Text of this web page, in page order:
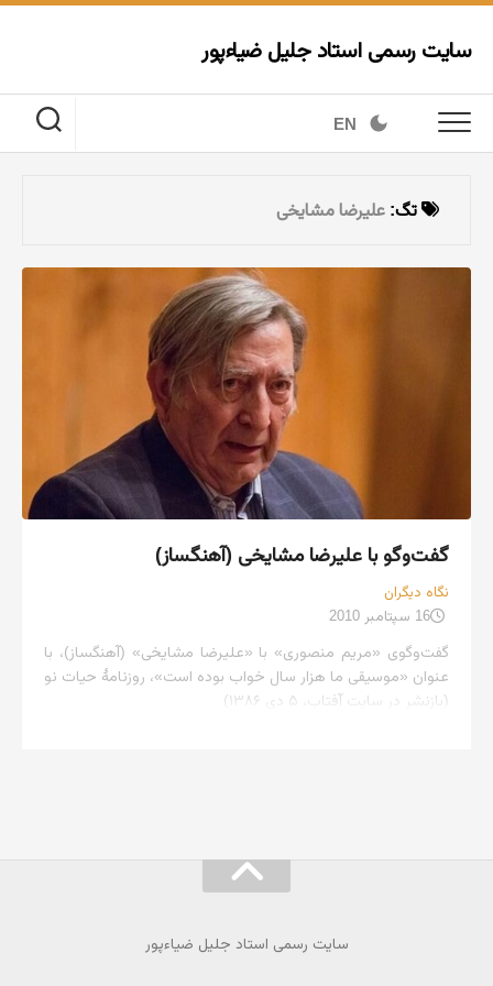
Skip
content
سایت رسمی استاد جلیل ضیاءپور
EN
تگ: علیرضا مشایخی
گفت‌وگو با علیرضا مشایخی (آهنگساز)
نگاه دیگران
16 سپتامبر 2010
گفت‌وگوی «مریم منصوری» با «علیرضا مشایخی» (آهنگساز)، با
عنوان «موسیقی ما هزار سال خواب بوده است»، روزنامهٔ حیات نو
(بازنشر در سایت آفتاب، ۵ دی ۱۳۸۶)
سایت رسمی استاد جلیل ضیاءپور